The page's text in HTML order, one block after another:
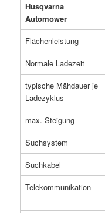
Husqvarna
Automower
Flächenleistung
Normale Ladezeit
typische Mähdauer je
Ladezyklus
max. Steigung
Suchsystem
Suchkabel
Telekommunikation